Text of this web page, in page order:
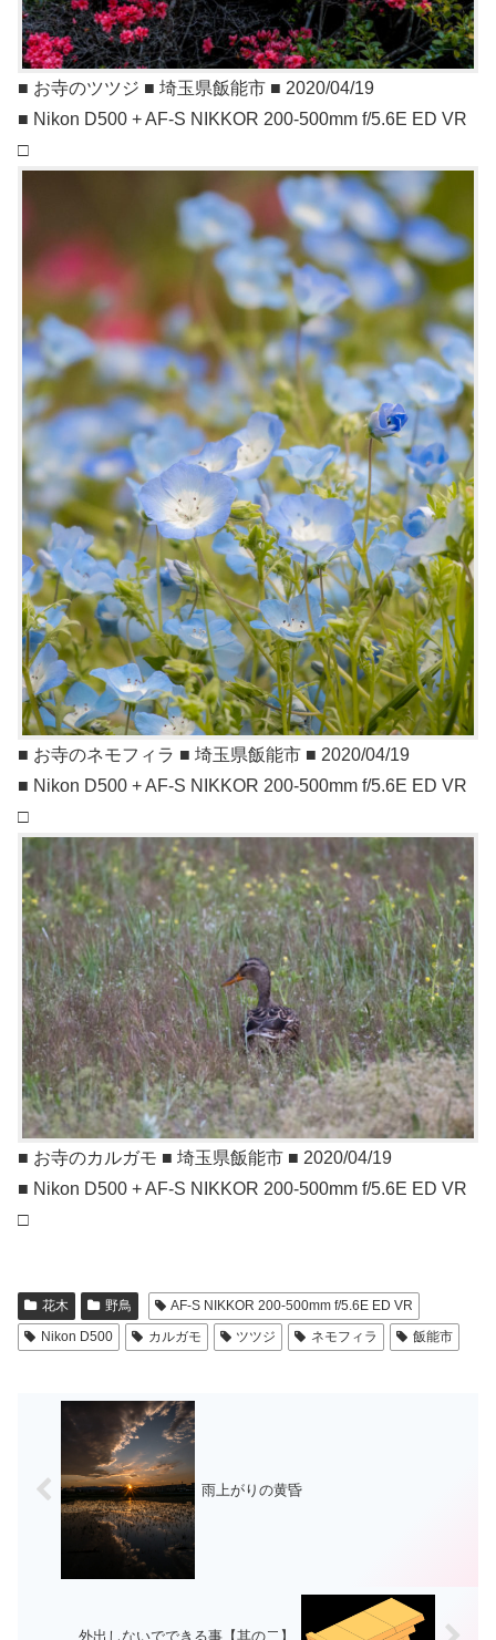
■ お寺のツツジ ■ 埼玉県飯能市 ■ 2020/04/19
■ Nikon D500 + AF-S NIKKOR 200-500mm f/5.6E ED VR
□
■ お寺のネモフィラ ■ 埼玉県飯能市 ■ 2020/04/19
■ Nikon D500 + AF-S NIKKOR 200-500mm f/5.6E ED VR
□
■ お寺のカルガモ ■ 埼玉県飯能市 ■ 2020/04/19
■ Nikon D500 + AF-S NIKKOR 200-500mm f/5.6E ED VR
□
花木 野鳥
AF-S NIKKOR 200-500mm f/5.6E ED VR
Nikon D500
カルガモ ツツジ ネモフィラ 飯能市
雨上がりの黄昏
外出しないでできる事【其の二】